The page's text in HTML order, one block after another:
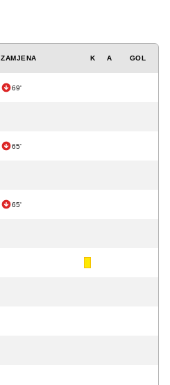
ZAMJENA K A GOL
69'
65'
65'